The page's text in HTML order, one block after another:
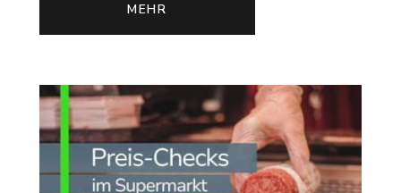
MEHR